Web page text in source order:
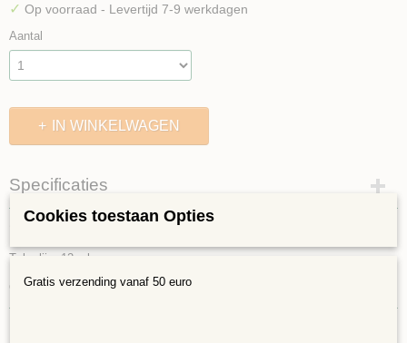
✓ Op voorraad - Levertijd 7-9 werkdagen
Aantal
IN WINKELWAGEN
Specificaties
Bruto gewicht
Omschrijving
Tube lijm 12 ml
Collal
Cookies toestaan Opties
Gratis verzending vanaf 50 euro